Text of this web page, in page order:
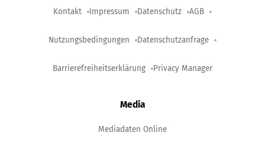
Kontakt Impressum Datenschutz AGB
Nutzungsbedingungen Datenschutzanfrage
Barrierefreiheitserklärung Privacy Manager
Media
Mediadaten Online